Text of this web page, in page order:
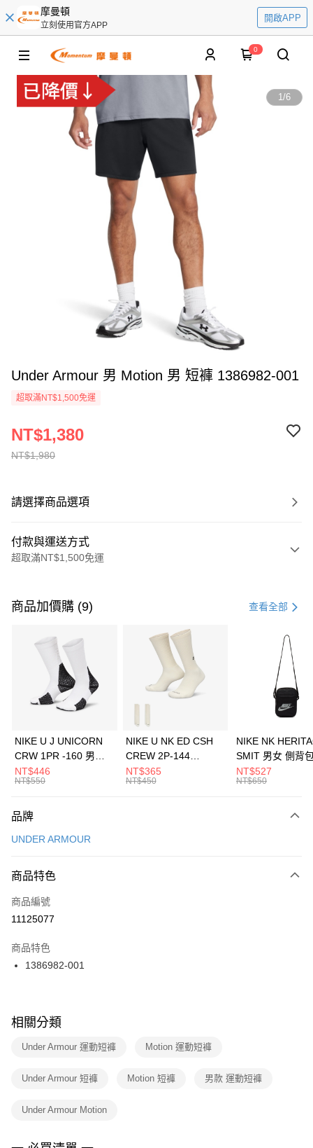
摩曼頓
立刻使用官方APP
開啟APP
0
1/6
Under Armour 男 Motion 男 短褲 1386982-001
超取滿NT$1,500免運
NT$1,980
NT$1,380
請選擇商品選項
付款與運送方式
超取滿NT$1,500免運
信用卡一次付款
3 期 0 利率 每期 21家銀行
合作金庫商業銀行
第一商業銀行
華南商業銀行
彰化商業銀行
上海商業儲蓄銀行
元大商業銀行
台灣樂天信用卡公司
Apple Pay
全盈+PAY
AFTEE先享後付
【關於「AFTEE先享後付」】
便利好安心！
３．安心：先確認商品／服務後，再付款。
【「AFTEE先享後付」結帳流程】
１．於結帳方式選擇「AFTEE先享後付」後，將跳轉至「AFTEE先享後付」
２．訂單成立數日內，您將收到繳費通知簡訊。
３．收到繳費通知簡訊後14天內，點擊此簡訊中的連結，可透過四大超商／
ATM／網路銀行／等多元方式進行付款，方視為交易完成。
※ 交易是否成功請以「AFTEE先享後付 」之結帳頁面顯示為準，若有關於
是否繳費成功／繳費後需取消欲退款等相關疑問，請聯繫「AFTEE先享後付
客戶支援中心」https://netprotections.freshdesk.com/support/home
１．透過由恩沛科技股份有限公司提供之「AFTEE先享後付」服務完成之交
權轉讓予恩沛科技股份有限公司。
３．未成年的使用者請事先徵得法定代理人或監護人之同意方可使用
運送方式
每筆NT$100，滿NT$1,500(含以上)免運費
宅配
每筆NT$100，滿NT$1,500(含以上)免運費
付款後門市自取
每筆NT$100，滿NT$1,500(含以上)免運費
商品加價購 (9) 查看全部
NIKE U J UNICORN
CRW 1PR -160 男女
中統襪 FZ3393100
NT$446
NT$550
NIKE U NK ED CSH
CREW 2P-144
EMBRDY 男女 短統襪
FZ3073133
NT$365
NT$450
NIKE NK
SMIT 男女 側背
BA5871010
NT$527
NT$650
品牌
UNDER ARMOUR
商品特色
商品編號
11125077
商品特色
1386982-001
相關分類
Under Armour 運動短褲 Motion 運動短褲
Under Armour 短褲 Motion 短褲 男款 運動短褲
Under Armour Motion